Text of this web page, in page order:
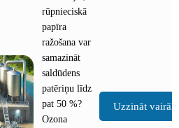
rūpnieciskā
papīra
ražošana var
samazināt
saldūdens
patēriņu līdz
pat 50 %?
Ozona
Uzzināt vairāk